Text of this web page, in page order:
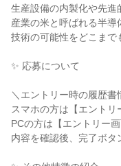
生産設備の内製化や先進
産業の米と呼ばれる半導
技術の可能性をどこまで
✨ 応募について
＼エントリー時の履歴書
スマホの方は【エントリ
PCの方は【エントリー
内容を確認後、完了ボタ